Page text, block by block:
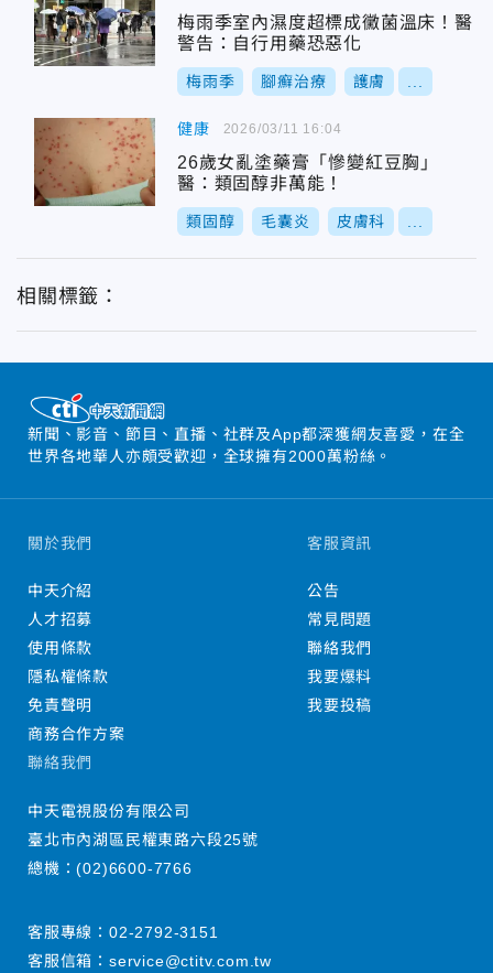
梅雨季室內濕度超標成黴菌溫床！醫
警告：自行用藥恐惡化
梅雨季 腳癬治療 護膚
健康
26歲女亂塗藥膏「慘變紅豆胸」
醫：類固醇非萬能！
類固醇 毛囊炎 皮膚科
2026/03/11 16:04
相關標籤：
新聞、影音、節目、直播、社群及App都深獲網友喜愛，在全
世界各地華人亦頗受歡迎，全球擁有2000萬粉絲。
關於我們
中天介紹
人才招募
使用條款
隱私權條款
免責聲明
商務合作方案
客服資訊
公告
常見問題
聯絡我們
我要爆料
我要投稿
聯絡我們
中天電視股份有限公司
臺北市內湖區民權東路六段25號
總機：(02)6600-7766
客服專線： 02-2792-3151
客服信箱： service@ctitv.com.tw